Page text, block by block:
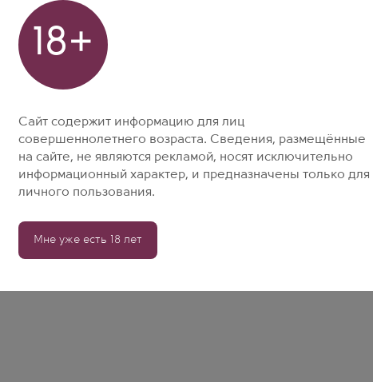
18+
Сайт содержит информацию для лиц
совершеннолетнего возраста. Сведения, размещённые
на сайте, не являются рекламой, носят исключительно
информационный характер, и предназначены только для
личного пользования.
Мне уже есть 18 лет